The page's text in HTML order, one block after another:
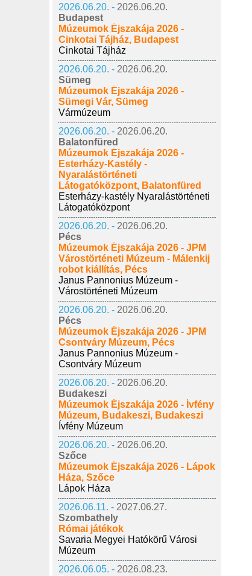
2026.06.20. - 2026.06.20.
Budapest
Múzeumok Éjszakája 2026 -
Cinkotai Tájház, Budapest
Cinkotai Tájház
2026.06.20. - 2026.06.20.
Sümeg
Múzeumok Éjszakája 2026 -
Sümegi Vár, Sümeg
Vármúzeum
2026.06.20. - 2026.06.20.
Balatonfüred
Múzeumok Éjszakája 2026 -
Esterházy-Kastély -
Nyaralástörténeti
Látogatóközpont, Balatonfüred
Esterházy-kastély Nyaralástörténeti
Látogatóközpont
2026.06.20. - 2026.06.20.
Pécs
Múzeumok Éjszakája 2026 - JPM
Várostörténeti Múzeum - Málenkij
robot kiállítás, Pécs
Janus Pannonius Múzeum -
Várostörténeti Múzeum
2026.06.20. - 2026.06.20.
Pécs
Múzeumok Éjszakája 2026 - JPM
Csontváry Múzeum, Pécs
Janus Pannonius Múzeum -
Csontváry Múzeum
2026.06.20. - 2026.06.20.
Budakeszi
Múzeumok Éjszakája 2026 - Ívfény
Múzeum, Budakeszi, Budakeszi
Ívfény Múzeum
2026.06.20. - 2026.06.20.
Szőce
Múzeumok Éjszakája 2026 - Lápok
Háza, Szőce
Lápok Háza
2026.06.11. - 2027.06.27.
Szombathely
Római játékok
Savaria Megyei Hatókörű Városi
Múzeum
2026.06.05. - 2026.08.23.